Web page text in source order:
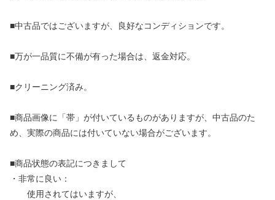
■中古品ではございますが、良好なコンディションです。
■万が一品質に不備が有った場合は、返金対応。
■クリーニング済み。
■商品画像に「帯」が付いているものがありますが、中古品のた
め、実際の商品には付いていない場合がございます。
■商品状態の表記につきまして
・非常に良い：
使用されてはいますが、